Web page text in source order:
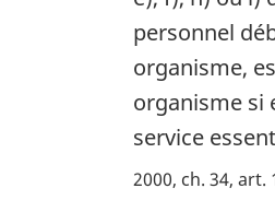
:
a
r
g
n
a
e
personnel
organisme,
organisme si
service
2000, ch. 34, art.